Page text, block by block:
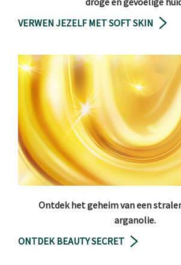
VERWEN JEZELF MET SOFT SKIN
Ontdek het geheim van een
arganolie.
ONTDEK BEAUTY SECRET